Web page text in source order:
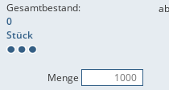
Gesamtbestand:
0
Stück
ab
Menge